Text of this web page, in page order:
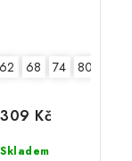
62 68 74 80
Skladem
309 Kč